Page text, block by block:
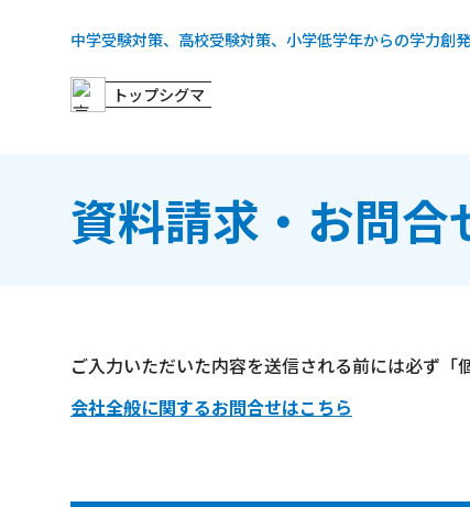
中学受験対策、高校受験対策、小学低学年からの学力創
トップシグマ
資料請求・お問合
ご入力いただいた内容を送信される前には必ず「
会社全般に関するお問合せはこちら